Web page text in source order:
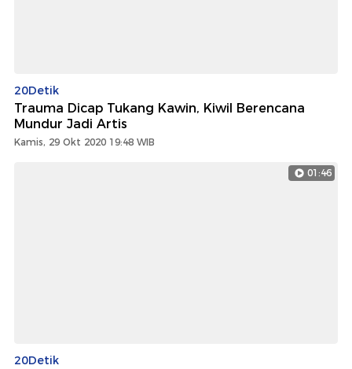
20Detik
Trauma Dicap Tukang Kawin, Kiwil Berencana
Mundur Jadi Artis
Kamis, 29 Okt 2020 19:48 WIB
01:46
20Detik